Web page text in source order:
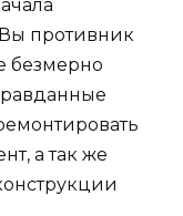
противник
безмерно
а так же